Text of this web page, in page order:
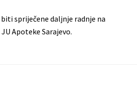
spriječene daljnje radnje na
Apoteke Sarajevo.